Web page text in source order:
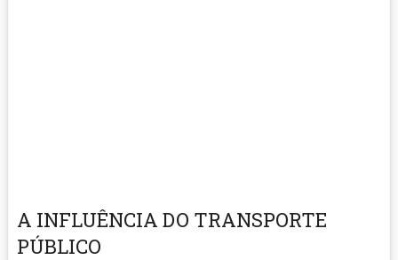
A INFLUÊNCIA DO TRANSPORTE
PÚBLICO